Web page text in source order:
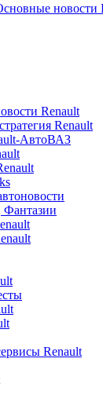
новости
Renault
Renault
АвтоВАЗ
Renault